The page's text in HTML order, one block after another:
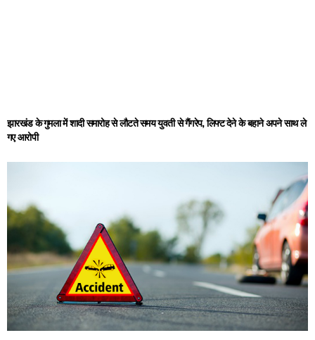
झारखंड के गुमला में शादी समारोह से लौटते समय युवती से गैंगरेप, लिफ्ट देने के बहाने अपने साथ ले
गए आरोपी